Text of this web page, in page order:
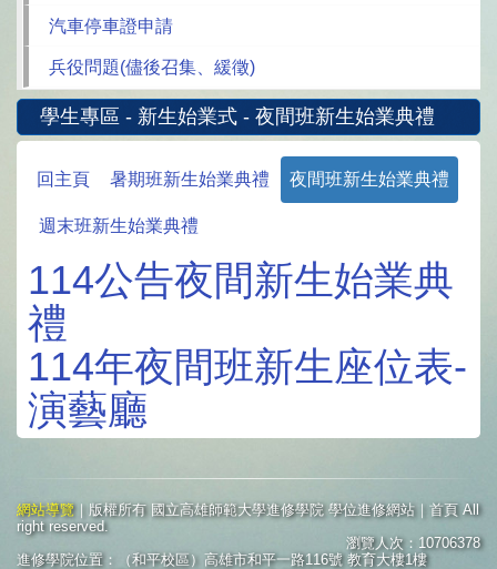
汽車停車證申請
兵役問題(儘後召集、緩徵)
學生專區 - 新生始業式 - 夜間班新生始業典禮
回主頁 暑期班新生始業典禮 夜間班新生始業典禮
週末班新生始業典禮
114公告夜間新生始業典
禮
114年夜間班新生座位表-
演藝廳
網站導覽｜版權所有 國立高雄師範大學進修學院 學位進修網站｜首頁 All
right reserved.
瀏覽人次：10706378
進修學院位置：（和平校區）高雄市和平一路116號 教育大樓1樓